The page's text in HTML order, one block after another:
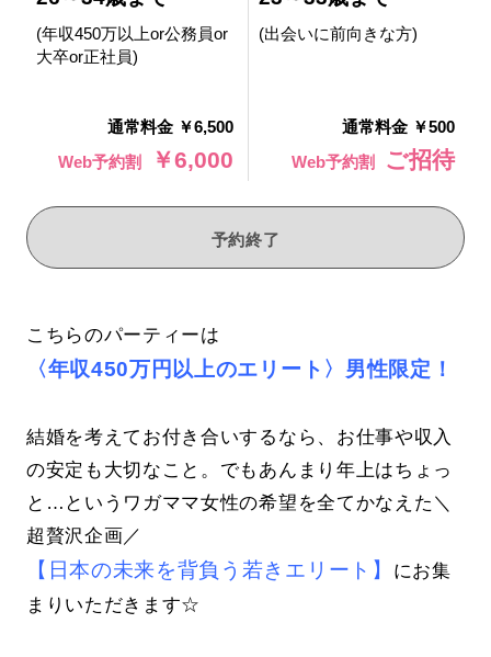
(年収450万以上or公務員or
大卒or正社員)
通常料金 ￥6,500
Web予約割
￥6,000
(出会いに前向きな方)
通常料金 ￥500
Web予約割
ご招待
予約終了
こちらのパーティーは
〈年収450万円以上のエリート〉男性限定！
結婚を考えてお付き合いするなら、お仕事や収入
の安定も大切なこと。でもあんまり年上はちょっ
と…というワガママ女性の希望を全てかなえた＼
超贅沢企画／
【日本の未来を背負う若きエリート】 にお集
まりいただきます☆